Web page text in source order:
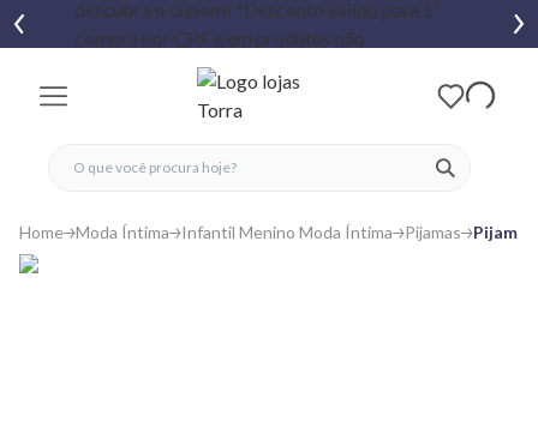
ver
fechar menu
fechar menu
favoritos
Home Moda Íntima Infantil Menino Moda Íntima Pijamas Pijama